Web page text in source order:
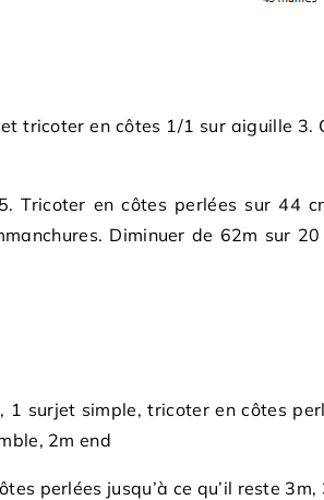
tricoter en côtes 1/1 sur aiguille 3.
Tricoter en côtes perlées sur 44
Diminuer de 62m sur
surjet simple, tricoter en côtes
2m end
perlées jusqu’à ce qu’il reste 3m,